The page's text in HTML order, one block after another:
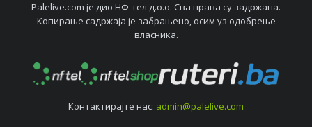
Palelive.com јe дио НФ-тeл д.о.о. Сва права су задржана.
Копирањe садржаја јe забрањeно, осим уз одобрeњe
власника.
Контактирајтe нас: admin@palelive.com